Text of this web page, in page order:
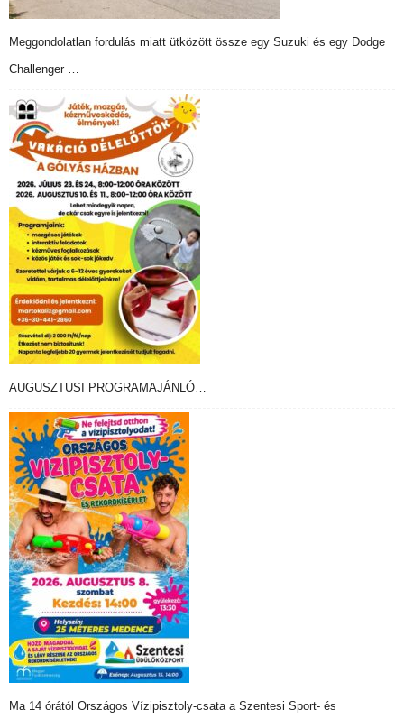
Meggondolatlan fordulás miatt ütközött össze egy Suzuki és egy Dodge
Challenger …
AUGUSZTUSI PROGRAMAJÁNLÓ…
Ma 14 órától Országos Vízipisztoly-csata a Szentesi Sport- és